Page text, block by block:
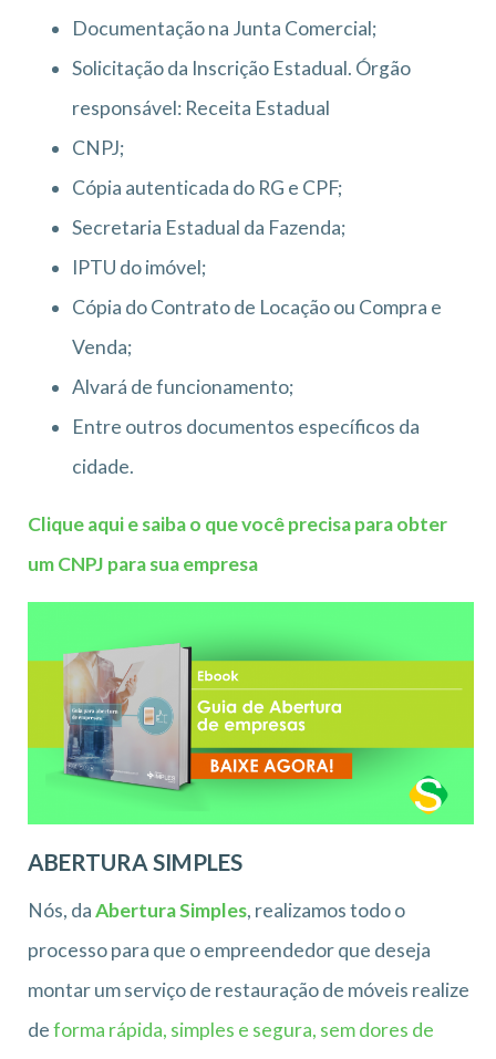
Documentação na Junta Comercial;
Solicitação da Inscrição Estadual. Órgão
responsável: Receita Estadual
CNPJ;
Cópia autenticada do RG e CPF;
Secretaria Estadual da Fazenda;
IPTU do imóvel;
Cópia do Contrato de Locação ou Compra e
Venda;
Alvará de funcionamento;
Entre outros documentos específicos da
cidade.
Clique aqui e saiba o que você precisa para obter
um CNPJ para sua empresa
ABERTURA SIMPLES
Nós, daAbertura Simples, realizamos todo o
processo para que o empreendedor que deseja
montar um serviço de restauração de móveis realize
deforma rápida, simples e segura, sem dores de